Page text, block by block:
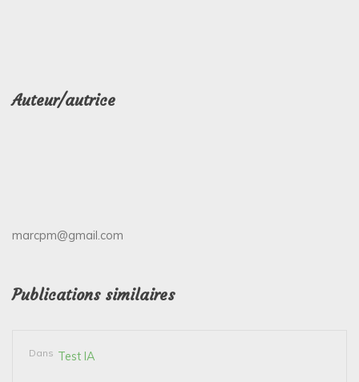
Auteur/autrice
marcpm@gmail.com
Publications similaires
Dans Test IA